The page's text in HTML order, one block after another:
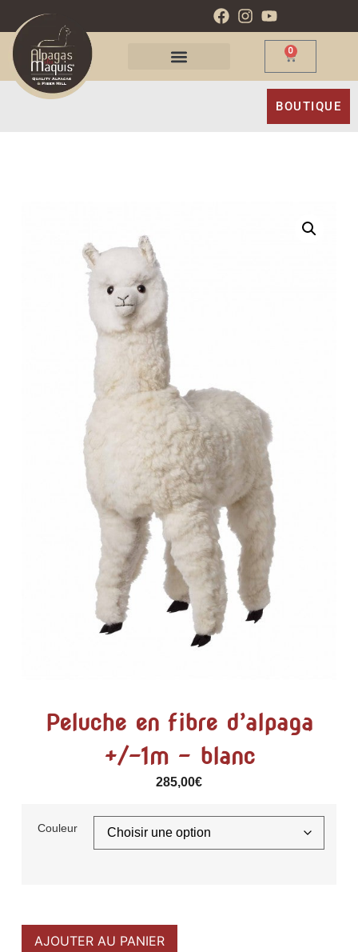
0
BOUTIQUE
Peluche en fibre d’alpaga
+/-1m – blanc
285,00€
Couleur
AJOUTER AU PANIER